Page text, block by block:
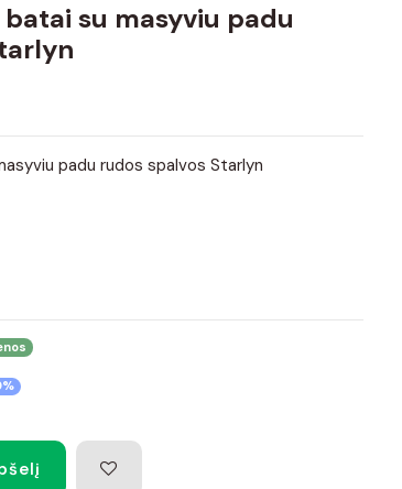
su masyviu padu
padu rudos spalvos Starlyn